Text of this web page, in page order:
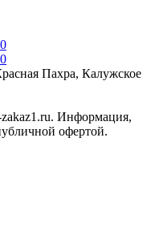
Пахра, Калужское
Информация,
офертой.